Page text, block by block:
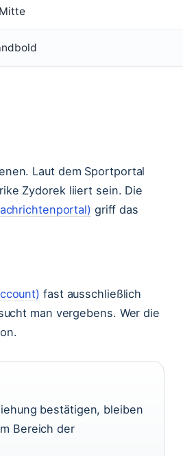
Laut dem Sportportal
Zydorek liiert sein. Die
griff das
fast ausschließlich
man vergebens. Wer die
bestätigen, bleiben
Bereich der